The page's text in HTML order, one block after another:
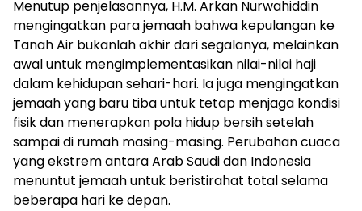
Menutup penjelasannya, H.M. Arkan Nurwahiddin
mengingatkan para jemaah bahwa kepulangan ke
Tanah Air bukanlah akhir dari segalanya, melainkan
awal untuk mengimplementasikan nilai-nilai haji
dalam kehidupan sehari-hari. Ia juga mengingatkan
jemaah yang baru tiba untuk tetap menjaga kondisi
fisik dan menerapkan pola hidup bersih setelah
sampai di rumah masing-masing. Perubahan cuaca
yang ekstrem antara Arab Saudi dan Indonesia
menuntut jemaah untuk beristirahat total selama
beberapa hari ke depan.